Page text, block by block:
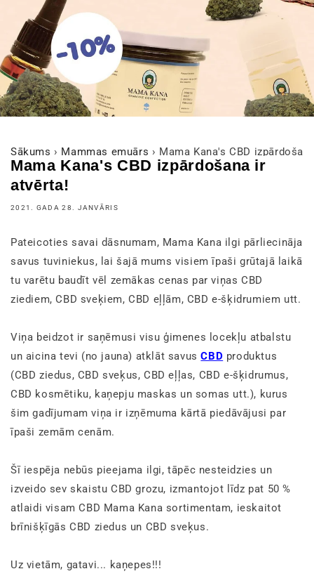
Sākums › Mammas emuārs › Mama Kana's CBD
Mama Kana's CBD izpārdošana ir
atvērta!
2021. GADA 28. JANVĀRIS
Pateicoties savai dāsnumam, Mama Kana ilgi pārliecināja
savus tuviniekus, lai šajā mums visiem īpaši grūtajā laikā
tu varētu baudīt vēl zemākas cenas par viņas CBD
ziediem, CBD sveķiem, CBD eļļām, CBD e-šķidrumiem utt.
Viņa beidzot ir saņēmusi visu ģimenes locekļu atbalstu
un aicina tevi (no jauna) atklāt savusCBD produktus
(CBD ziedus, CBD sveķus, CBD eļļas, CBD e-šķidrumus,
CBD kosmētiku, kaņepju maskas un somas utt.), kurus
šim gadījumam viņa ir izņēmuma kārtā piedāvājusi par
īpaši zemām cenām.
Šī iespēja nebūs pieejama ilgi, tāpēc nesteidzies un
izveido sev skaistu CBD grozu, izmantojot līdz pat 50 %
atlaidi visam CBD Mama Kana sortimentam, ieskaitot
brīnišķīgās CBD ziedus un CBD sveķus.
Uz vietām, gatavi... kaņepes!!!